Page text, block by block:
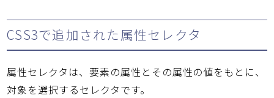
CSS3で追加された属性セレクタ
属性セレクタは、要素の属性とその属性の値をもとに、
対象を選択するセレクタです。